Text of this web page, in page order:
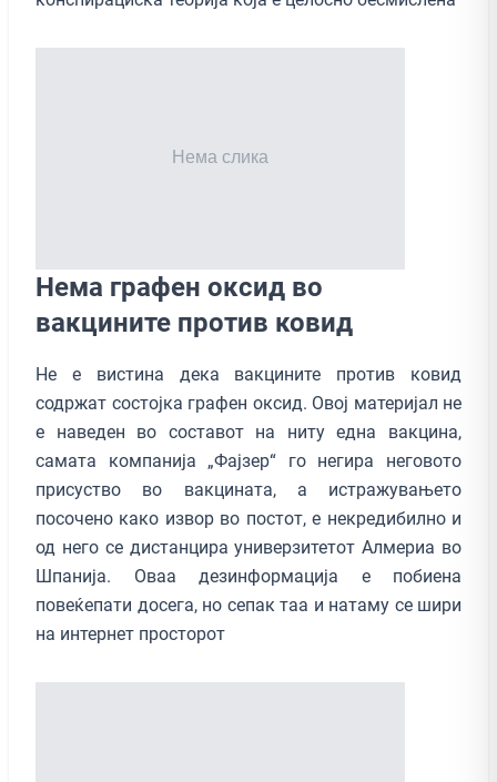
Нема графен оксид во
вакцините против ковид
Не е вистина дека вакцините против ковид
содржат состојка графен оксид. Овој материјал не
е наведен во составот на ниту една вакцина,
самата компанија „Фајзер“ го негира неговото
присуство во вакцината, а истражувањето
посочено како извор во постот, е некредибилно и
од него се дистанцира универзитетот Алмериа во
Шпанија. Оваа дезинформација е побиена
повеќепати досега, но сепак таа и натаму се шири
на интернет просторот